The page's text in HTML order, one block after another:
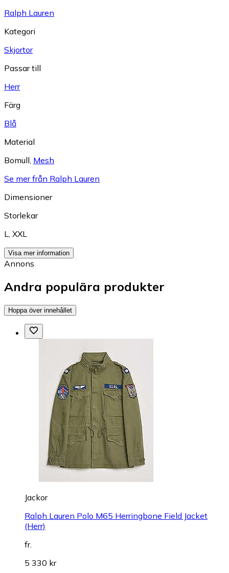
Ralph Lauren
Kategori
Skjortor
Passar till
Herr
Färg
Blå
Material
Bomull Mesh
Se mer från Ralph Lauren
Dimensioner
Storlekar
L
XXL
Visa mer information
Annons
Andra populära produkter
Hoppa över innehållet
Jackor
Ralph Lauren Polo M65 Herringbone Field Jacket
(Herr)
fr.
5 330 kr